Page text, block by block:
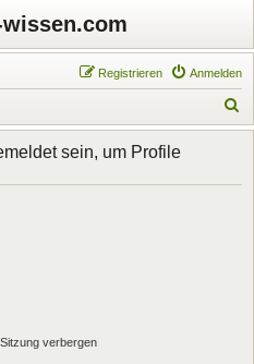
Anmelden
Registrieren
u
h
sein, um Profile
verbergen